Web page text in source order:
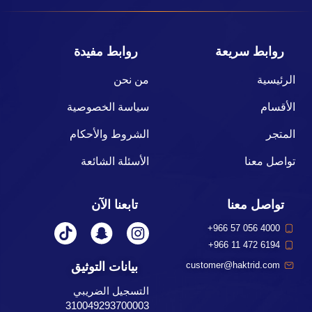
روابط سريعة
الرئيسية
الأقسام
المتجر
تواصل معنا
روابط مفيدة
من نحن
سياسة الخصوصية
الشروط والأحكام
الأسئلة الشائعة
تواصل معنا
+966 57 056 4000
+966 11 472 6194
customer@haktrid.com
تابعنا الآن
بيانات التوثيق
التسجيل الضريبي
310049293700003